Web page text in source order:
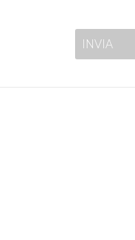
INVIA